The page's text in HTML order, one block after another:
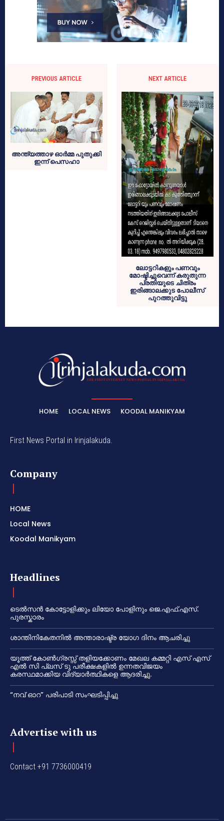
PREVIOUS ARTICLE
അന്ത്യത്താഴ ഓര്‍മ്മ പുതുക്കി
ഇന്ന് പെസഹാ
NEXT ARTICLE
ലോട്ടറികളും പണവും
മോഷ്ടിച്ചുവെന്ന് കരുതുന്ന
പ്രതിയുടെ ചിത്രം
ഇരിങ്ങാലക്കുട പോലീസ്
പുറത്തുവിട്ടു
HOME LOCAL NEWS KOODAL MANIKYAM
First News Portal in Irinjalakuda.
Company
HOME
Local News
Koodal Manikyam
Headlines
ടെൽസൻ കോട്ടോളിക്കും ലിയോ പോളിനും ജെ.എഫ്.എസ്.
പുരസ്കാരം
ശാന്തിനികേതനിൽ അന്താരാഷ്ട്ര യോഗ ദിനം ആചരിച്ചു
യൂത്ത് കോൺഗ്രസ്സ് തളിയക്കോണം മേഖല കമ്മറ്റി എസ് എസ്
എൽ സി പ്ലസ് ടു പരീക്ഷകളിൽ ഉന്നതവിജയം
കരസ്ഥമാക്കിയ വിദ്യാർത്ഥികളെ ആദരിച്ചു.
“നവ് ഓറ” പരിപാടി സംഘടിപ്പിച്ചു
Advertise with us
Contact +91 7736000419